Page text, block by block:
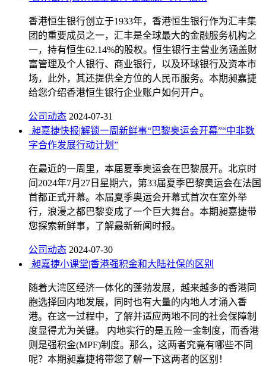
香港恒生银行创立于1933年，香港恒生银行作为汇丰集
团的重要成员之一，汇丰是全球最大的金融服务机构之
一，持有恒生62.14%的股权。恒生银行主营业务涵盖财
富管理及个人银行、商业银行，以及环球银行及资本市
场，此外，其还提供全方位的人民币服务。本期昶嘉捷
给您介绍香港恒生银行企业账户如何开户。
公司动态 2024-07-31
昶嘉捷快报|解锁一周新鲜事“巴黎奥运会开幕”“中非数
字合作发展行动计划”
在最近的一周里，本届夏季奥运会在巴黎展开。北京时
间2024年7月27日星期六，第33届夏季巴黎奥运会在法国
首都正式开幕。本届夏季奥运会开幕式首次在室外举
行，浪漫之都巴黎变成了一个巨大舞台。本期昶嘉捷带
您探索新鲜事，了解最新新闻时报。
公司动态 2024-07-30
昶嘉捷小课堂|香港强积金和大陆社保的区别
随着大湾区经济一体化的蓬勃发展，越来越多的香港同
胞选择回内地发展，同时也有大量的内地人才涌入香
港。在这一过程中，了解并适应两地不同的社会保障制
度显得尤为关键。 内地实行的是五险一金制度，而香港
则是强积金(MPF)制度。那么，这两者究竟有哪些不同
呢？本期昶嘉捷将带您了解一下这两者的区别！